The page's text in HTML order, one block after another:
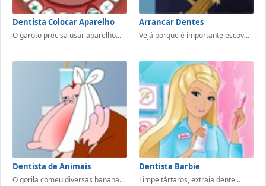
Dentista Colocar Aparelho
O garoto precisa usar aparelho...
Arrancar Dentes
Vejá porque é importante escov...
Dentista de Animais
O gorila comeu diversas banana...
Dentista Barbie
Limpe tártaros, extraia dente...